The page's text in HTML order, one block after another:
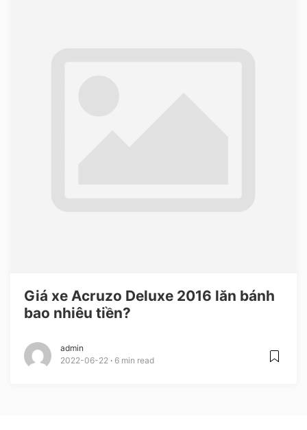
Giá xe Acruzo Deluxe 2016 lăn bánh
bao nhiêu tiền?
admin
2022-06-22
6 min read